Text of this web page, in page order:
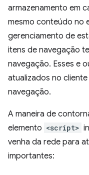
armazenamento em
mesmo conteúdo no
gerenciamento de
itens de navegação
navegação. Esses e
atualizados no
navegação.
A maneira de
elemento <script>
venha da rede para
importantes: